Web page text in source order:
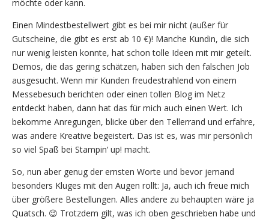
möchte oder kann.
Einen Mindestbestellwert gibt es bei mir nicht (außer für
Gutscheine, die gibt es erst ab 10 €)! Manche Kundin, die sich
nur wenig leisten konnte, hat schon tolle Ideen mit mir geteilt.
Demos, die das gering schätzen, haben sich den falschen Job
ausgesucht. Wenn mir Kunden freudestrahlend von einem
Messebesuch berichten oder einen tollen Blog im Netz
entdeckt haben, dann hat das für mich auch einen Wert. Ich
bekomme Anregungen, blicke über den Tellerrand und erfahre,
was andere Kreative begeistert. Das ist es, was mir persönlich
so viel Spaß bei Stampin‘ up! macht.
So, nun aber genug der ernsten Worte und bevor jemand
besonders Kluges mit den Augen rollt: Ja, auch ich freue mich
über größere Bestellungen. Alles andere zu behaupten wäre ja
Quatsch. 😉 Trotzdem gilt, was ich oben geschrieben habe und